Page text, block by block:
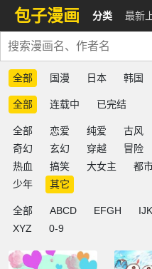
包子漫画 分类 最新
全部 国漫 日本 韩国
全部 连载中 已完结
全部 恋爱 纯爱 古风
奇幻
玄幻 穿越 冒险
热血
搞笑 大女主 都
少年
其它
全部 ABCD EFGH
XYZ
0-9